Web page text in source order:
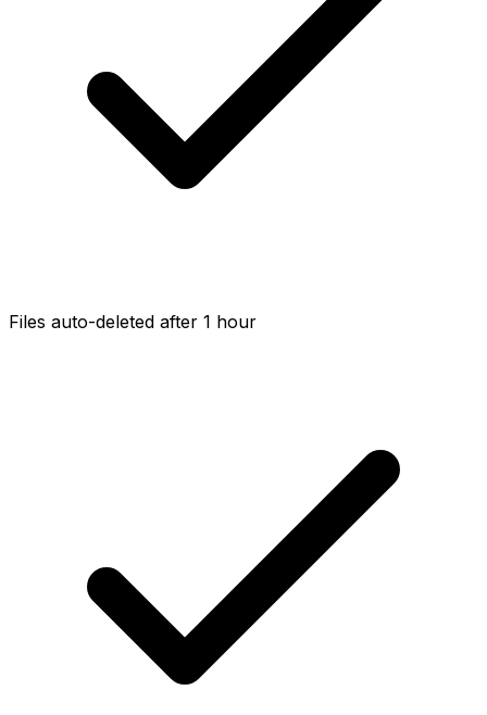
Files auto-deleted after 1 hour